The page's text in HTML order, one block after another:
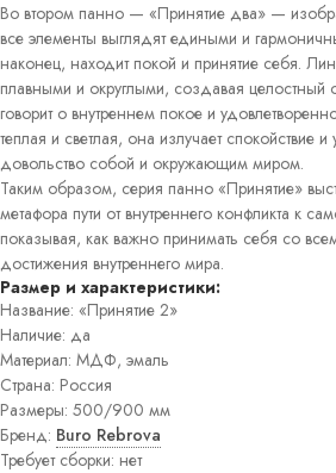
Во втором панно — «Принятие два» —
все элементы выглядят едиными и
наконец, находит покой и принятие себя.
плавными и округлыми, создавая целостный
говорит о внутреннем покое и
теплая и светлая, она излучает спокойствие
довольство собой и окружающим миром.
Таким образом, серия панно «Принятие»
метафора пути от внутреннего конфликта к
показывая, как важно принимать себя со
достижения внутреннего мира.
Размер и характеристики:
Название: «Принятие 2»
Наличие: да
Материал: МДФ, эмаль
Страна: Россия
Размеры: 500/900 мм
Бренд: Buro Rebrova
Требует сборки: нет